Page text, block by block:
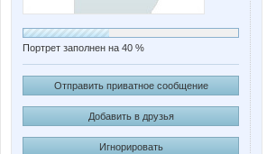
Портрет заполнен на 40 %
Отправить приватное сообщение
Добавить в друзья
Игнорировать